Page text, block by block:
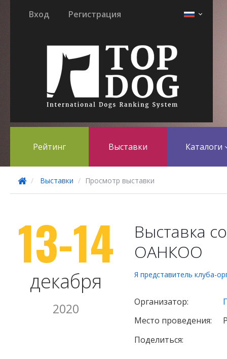
Вход Регистрация
Рейтинг Выставки Каталоги
Выставки Просмотр выставки
13-14
декабря
2020
Выставка
ОАНКОО
Я представитель клуба-
Организатор:
Место проведения:
Поделиться: